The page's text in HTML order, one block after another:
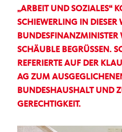
ARBEIT UND SOZIALES“
SCHIEWERLING IN DIESER
SCHÄUBLE BEGRÜSSEN.
EFERIERTE AUF DER
G ZUM AUSGEGLICHENEN
UNDESHAUSHALT UND ZU
ERECHTIGKEIT.